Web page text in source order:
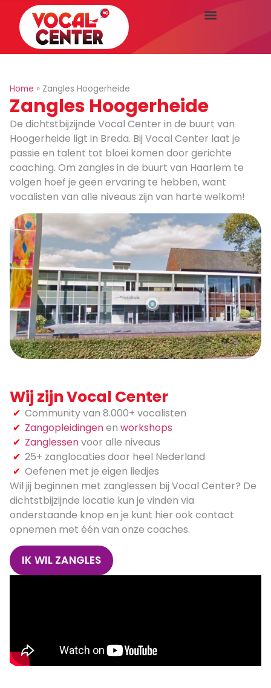
Home » Zangles Hoogerheide
Zangles Hoogerheide
De dichtstbijzijnde Vocal Center in de buurt van
Hoogerheide ligt in Breda. Bij Vocal Center laat je
passie en talent tot bloei komen door gerichte
coaching. Om zangles in de buurt van Haarlem te
volgen hoef je geen ervaring te hebben, want
vocalisten van alle niveaus zijn van harte welkom!
Wij zijn Vocal Center
Community van 8.000+ vocalisten
Zangopleidingenen workshops
Zanglessenvoor alle niveaus
25+ zanglocaties door heel Nederland
Oefenen met je eigen liedjes
Wil jij beginnen met zanglessen bij Vocal Center? De
dichtstbijzijnde locatie kun je vinden via
onderstaande knop en je kunt hier ook contact
opnemen met één van onze coaches.
IK WIL ZANGLES